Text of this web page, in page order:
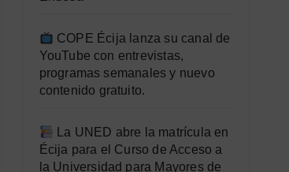
COPE Écija lanza su canal de
YouTube con entrevistas,
programas semanales y nuevo
contenido gratuito.
La UNED abre la matrícula en
Écija para el Curso de Acceso a
la Universidad para Mayores de